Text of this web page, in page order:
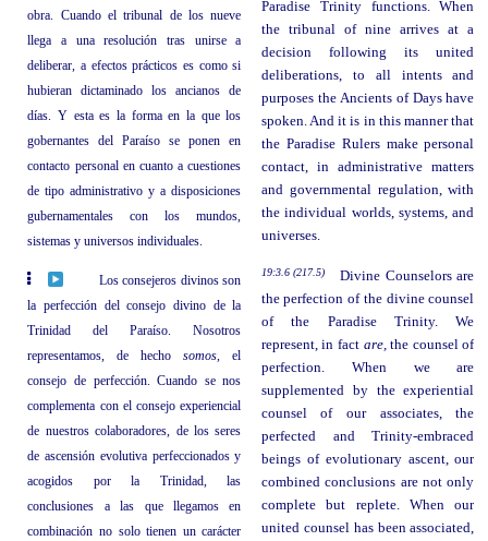
obra. Cuando el tribunal de los nueve
llega a una resolución tras unirse a
deliberar, a efectos prácticos es como si
hubieran dictaminado los ancianos de
días. Y esta es la forma en la que los
gobernantes del Paraíso se ponen en
contacto personal en cuanto a cuestiones
de tipo administrativo y a disposiciones
gubernamentales con los mundos,
sistemas y universos individuales.
Paradise Trinity functions. When
the tribunal of nine arrives at a
decision following its united
deliberations, to all intents and
purposes the Ancients of Days have
spoken. And it is in this manner that
the Paradise Rulers make personal
contact, in administrative matters
and governmental regulation, with
the individual worlds, systems, and
universes.
Los consejeros divinos son
la perfección del consejo divino de la
Trinidad del Paraíso. Nosotros
representamos, de hechosomos, el
consejo de perfección. Cuando se nos
complementa con el consejo experiencial
de nuestros colaboradores, de los seres
de ascensión evolutiva perfeccionados y
acogidos por la Trinidad, las
conclusiones a las que llegamos en
combinación no solo tienen un carácter
19:3.6 (217.5)
Divine Counselors are
the perfection of the divine counsel
of the Paradise Trinity. We
represent, in fact are,the counsel of
perfection. When we are
supplemented by the experiential
counsel of our associates, the
perfected and Trinity-embraced
beings of evolutionary ascent, our
combined conclusions are not only
complete but replete. When our
united counsel has been associated,